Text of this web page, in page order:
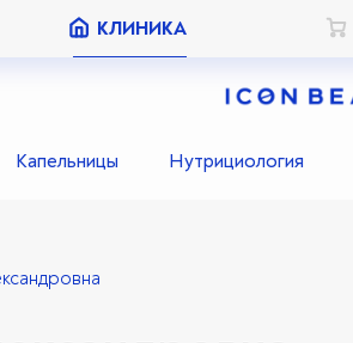
КЛИНИКА
Капельницы Нутрициология